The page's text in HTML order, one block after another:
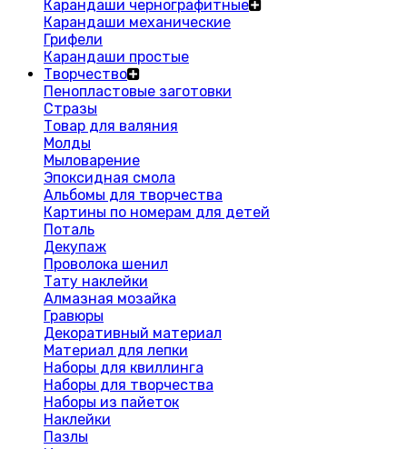
Карандаши чернографитные
Карандаши механические
Грифели
Карандаши простые
Творчество
Пенопластовые заготовки
Стразы
Товар для валяния
Молды
Мыловарение
Эпоксидная смола
Альбомы для творчества
Картины по номерам для детей
Поталь
Декупаж
Проволока шенил
Тату наклейки
Алмазная мозайка
Гравюры
Декоративный материал
Материал для лепки
Наборы для квиллинга
Наборы для творчества
Наборы из пайеток
Наклейки
Пазлы